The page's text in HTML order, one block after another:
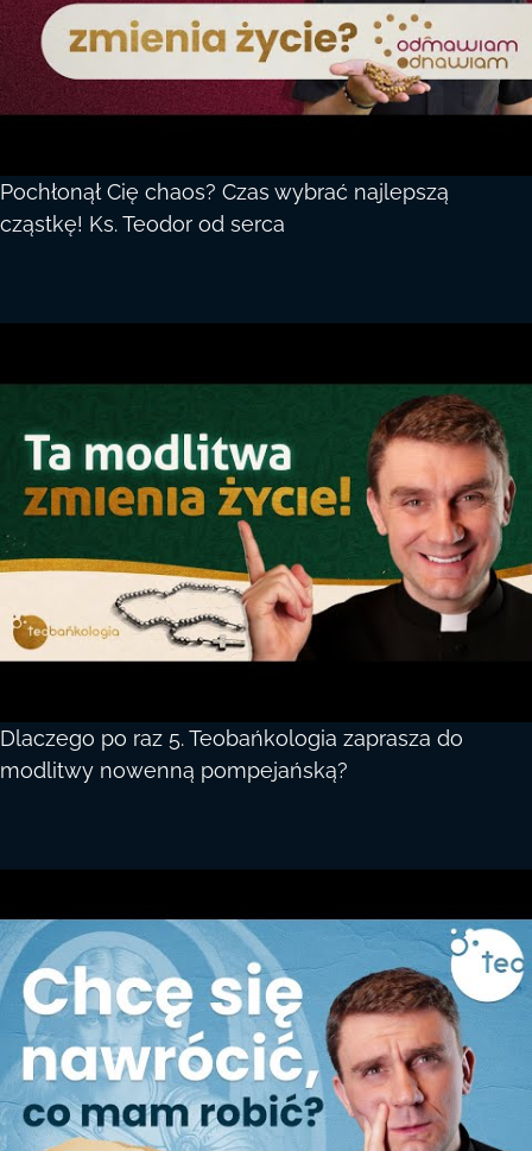
Pochłonął Cię chaos? Czas wybrać najlepszą
cząstkę! Ks. Teodor od serca
Dlaczego po raz 5. Teobańkologia zaprasza do
modlitwy nowenną pompejańską?